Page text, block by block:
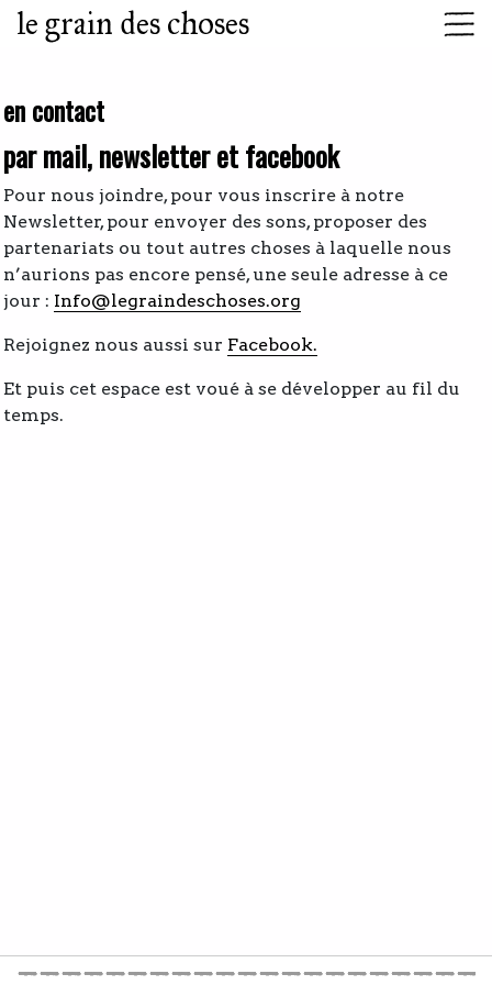
le grain des choses
en contact
par mail, newsletter et facebook
Pour nous joindre, pour vous inscrire à notre
Newsletter, pour envoyer des sons, proposer des
partenariats ou tout autres choses à laquelle nous
n’aurions pas encore pensé, une seule adresse à ce
jour : Info@legraindeschoses.org
Rejoignez nous aussi sur Facebook.
Et puis cet espace est voué à se développer au fil du
temps.